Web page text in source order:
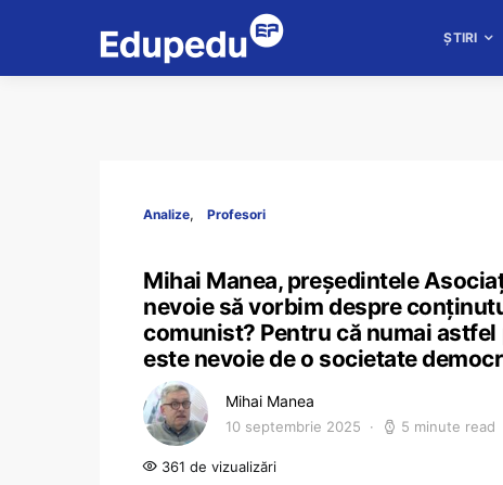
ȘTIRI
Analize Profesori
Mihai Manea, președintele
nevoie să vorbim despre
comunist? Pentru că numai
este nevoie de o societate
Mihai Manea
10 septembrie 2025 5 minute read
361 de vizualizări